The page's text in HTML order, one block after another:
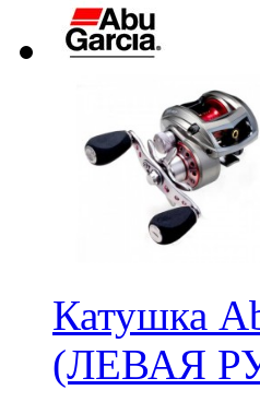
Катушка
(ЛЕВАЯ